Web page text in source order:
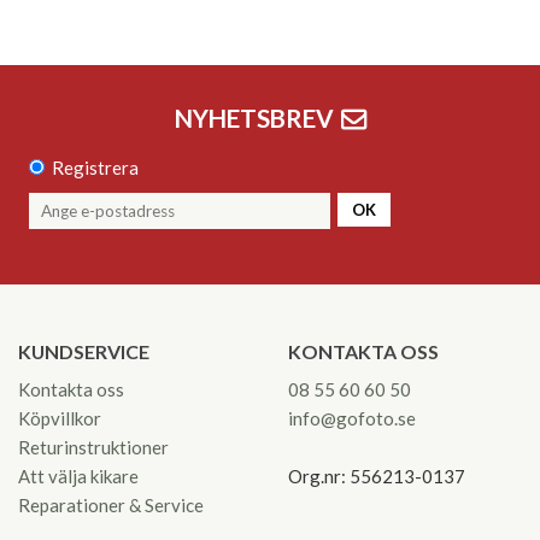
NYHETSBREV
Registrera
OK
KUNDSERVICE
Kontakta oss
Köpvillkor
Returinstruktioner
Att välja kikare
Reparationer & Service
KONTAKTA OSS
08 55 60 60 50
info@gofoto.se
Org.nr: 556213-0137